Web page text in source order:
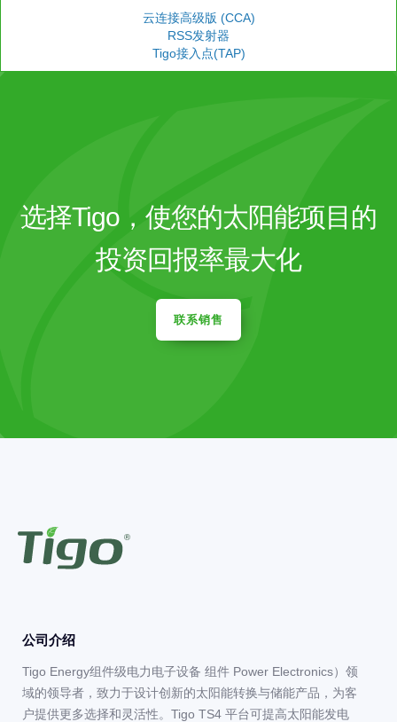
云连接高级版 (CCA)
RSS发射器
Tigo接入点(TAP)
选择Tigo，使您的太阳能项目的
投资回报率最大化
联系销售
公司介绍
Tigo Energy组件级电力电子设备 组件 Power Electronics）领
域的领导者，致力于设计创新的太阳能转换与储能产品，为客
户提供更多选择和灵活性。Tigo TS4 平台可提高太阳能发电